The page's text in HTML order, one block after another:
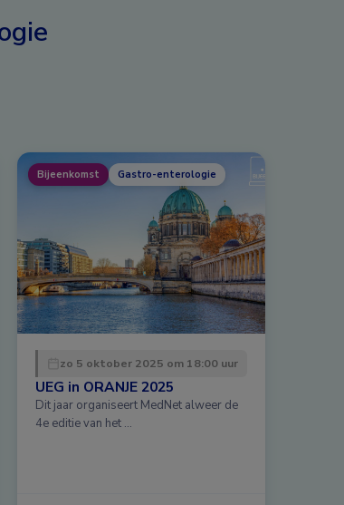
Bijeenkomst Gastro-enterologie
zo 5 oktober 2025 om 18:00 uur
UEG in ORANJE 2025
Dit jaar organiseert MedNet alweer de
4e editie van het …